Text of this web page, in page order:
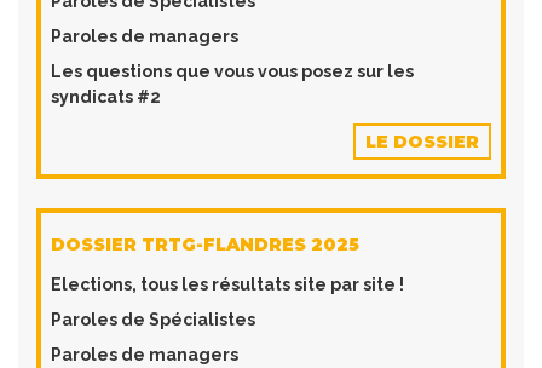
Paroles de managers
Les questions que vous vous posez sur les
syndicats #2
LE DOSSIER
DOSSIER TRTG-FLANDRES 2025
​Elections, tous les résultats site par site !
Paroles de Spécialistes
Paroles de managers